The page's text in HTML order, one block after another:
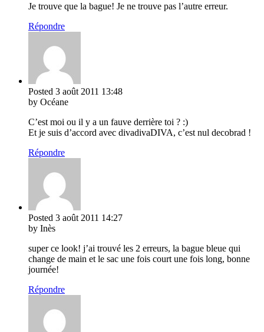
Je trouve que la bague! Je ne trouve pas l’autre erreur.
Répondre
Posted 3 août 2011 13:48
by Océane
C’est moi ou il y a un fauve derrière toi ? :)
Et je suis d’accord avec divadivaDIVA, c’est nul decobrad !
Répondre
Posted 3 août 2011 14:27
by Inès
super ce look! j’ai trouvé les 2 erreurs, la bague bleue qui
change de main et le sac une fois court une fois long, bonne
journée!
Répondre